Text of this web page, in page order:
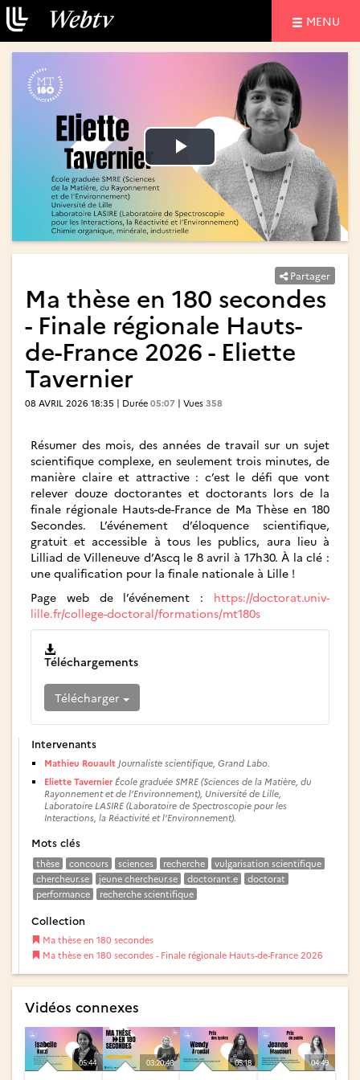
MENU
Lire
vidéo
Lire
vidéo
Partager
Ma thèse en 180 secondes
- Finale régionale Hauts-
de-France 2026 - Eliette
Tavernier
08 AVRIL 2026 18:35 | Durée 05:07 | Vues 358
Résumer des mois, des années de travail sur un sujet
scientifique complexe, en seulement trois minutes, de
manière claire et attractive : c’est le défi que vont
relever douze doctorantes et doctorants lors de la
finale régionale Hauts-de-France de Ma Thèse en 180
Secondes. L’événement d’éloquence scientifique,
gratuit et accessible à tous les publics, aura lieu à
Lilliad de Villeneuve d’Ascq le 8 avril à 17h30. À la clé :
une qualification pour la finale nationale à Lille !
Page web de l’événement : https://doctorat.univ-
lille.fr/college-doctoral/formations/mt180s
Téléchargements
Télécharger
Intervenants
Mathieu Rouault Journaliste scientifique, Grand Labo.
Eliette Tavernier École graduée SMRE (Sciences de la Matière, du
Rayonnement et de l’Environnement), Université de Lille,
Laboratoire LASIRE (Laboratoire de Spectroscopie pour les
Interactions, la Réactivité et l’Environnement).
Mots clés
thèse concours sciences recherche
vulgarisation scientifique
chercheur.se
jeune chercheur.se doctorant.e
doctorat
performance
recherche scientifique
Collection
Ma thèse en 180 secondes
Ma thèse en 180 secondes - Finale régionale Hauts-de-France 2026
Vidéos connexes
05:44 03:20:46 05:18 04:49